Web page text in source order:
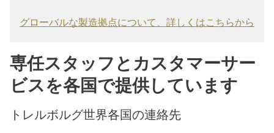
グローバルな製造拠点について、詳しくはこちらから
専任スタッフとカスタマーサー
ビスを各国で提供しています
トレルボルグ世界各国の連絡先